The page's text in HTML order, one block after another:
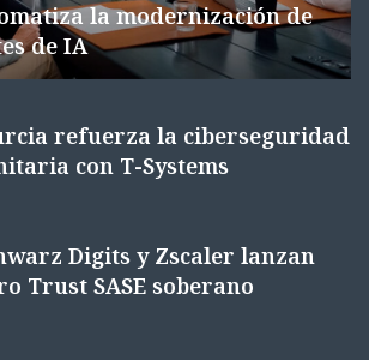
la modernización de
de IA
refuerza la ciberseguridad
con T-Systems
Digits y Zscaler lanzan
Trust SASE soberano